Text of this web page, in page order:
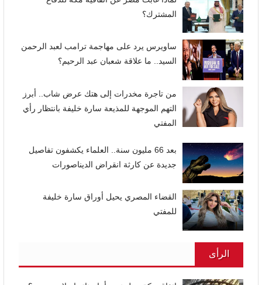
المشترك؟
ساويرس يرد على مهاجمة ترامب لعبد الرحمن
السيد.. ما علاقة شعبان عبد الرحيم؟
من تاجرة مخدرات إلى هتك عرض شاب.. أبرز
التهم الموجهة للمذيعة سارة خليفة بانتظار رأي
المفتي
بعد 66 مليون سنة.. العلماء يكشفون تفاصيل
جديدة عن كارثة انقراض الديناصورات
القضاء المصري يحيل أوراق سارة خليفة
للمفتي
الرأى